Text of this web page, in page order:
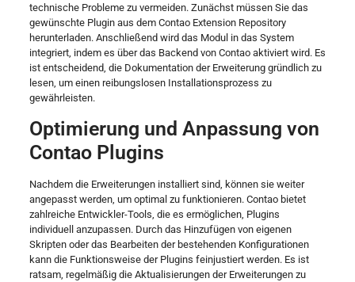
technische Probleme zu vermeiden. Zunächst müssen Sie das
gewünschte Plugin aus dem Contao Extension Repository
herunterladen. Anschließend wird das Modul in das System
integriert, indem es über das Backend von Contao aktiviert wird. Es
ist entscheidend, die Dokumentation der Erweiterung gründlich zu
lesen, um einen reibungslosen Installationsprozess zu
gewährleisten.
Optimierung und Anpassung von
Contao Plugins
Nachdem die Erweiterungen installiert sind, können sie weiter
angepasst werden, um optimal zu funktionieren. Contao bietet
zahlreiche Entwickler-Tools, die es ermöglichen, Plugins
individuell anzupassen. Durch das Hinzufügen von eigenen
Skripten oder das Bearbeiten der bestehenden Konfigurationen
kann die Funktionsweise der Plugins feinjustiert werden. Es ist
ratsam, regelmäßig die Aktualisierungen der Erweiterungen zu